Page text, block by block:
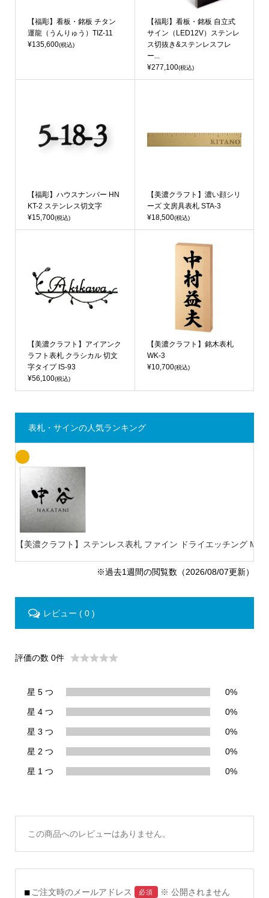
【福彫】看板・銘板 チタン
運龍（うんりゅう）TIZ-11
¥135,600(税込)
【福彫】看板・銘板 自立式
サイン（LED12V）ステンレ
ス切抜き&ステンレスフレ
ー...
¥277,100(税込)
【福彫】ハウスナンバー HN
KT-2 ステンレス切文字
¥15,700(税込)
【美濃クラフト】濃い顔シリ
ーズ 文房具表札 STA-3
¥18,500(税込)
【美濃クラフト】アイアンク
ラフト表札 クラシカル 切文
字タイプ IS-93
¥56,100(税込)
【美濃クラフト】銘木表札
WK-3
¥10,700(税込)
表札・サインの人気ランキング
【美濃クラフト】ステンレス表札 ファイン ドライエッチング MB-
※過去1週間の閲覧数（2026/08/07更新）
レビュー ( 0 )
評価の数 0件
星 5 つ 0%
星 4 つ 0%
星 3 つ 0%
星 2 つ 0%
星 1 つ 0%
この商品へのレビューはありません。
ご注文時のメールアドレス 必須 ※ 公開されません